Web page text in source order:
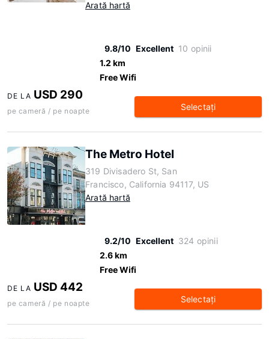
Arată hartă
9.8/10 Excellent 10 opinii
1.2 km
Free Wifi
DE LA USD 290
pe cameră / pe noapte Selectaţi
The Metro Hotel
319 Divisadero St, San
Francisco, California 94117, US
Arată hartă
9.2/10 Excellent 324 opinii
2.6 km
Free Wifi
DE LA USD 442
pe cameră / pe noapte Selectaţi